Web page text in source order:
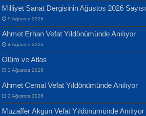
MUSTAFA KELOĞLU
Yarına İz Bırakmak...
ATİLLA ÖZEN
Sultan Olmadan Önce Eyüp...
Geceye Söylenen...
Banu Sancak
Defterimden İçeri...
Milliyet Sanat Dergisinin Ağustos 2026 Sayısı
5 Ağustos 2026
Ahmet Erhan Vefat Yıldönümünde Anılıyor
4 Ağustos 2026
Ölüm ve Atlas
3 Ağustos 2026
Ahmet Cemal Vefat Yıldönümünde Anılıyor
2 Ağustos 2026
Muzaffer Akgün Vefat Yıldönümünde Anılıyor